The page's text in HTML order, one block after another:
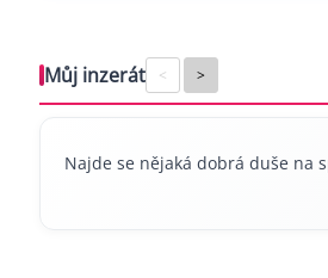
Můj inzerát < >
Najde se nějaká dobrá duše na